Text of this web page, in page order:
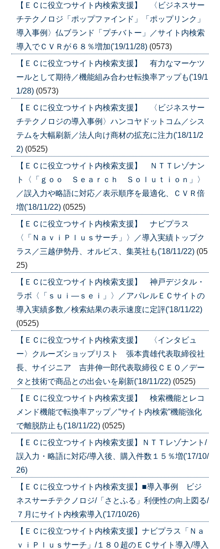
【ＥＣに役立つサイト内検索支援】 〈ビジネスサー
チテクノロジ「ポップファインド」「ポップリンク」
導入事例〉仏ブランド「プチバトー」／サイト内検索
導入でＣＶＲが６８％増加('19/11/28) (0573)
【ＥＣに役立つサイト内検索支援】 有力なマーケツ
ールとして期待／機能組み合わせ転換率アップも('19/1
1/28) (0573)
【ＥＣに役立つサイト内検索支援】 〈ビジネスサー
チテクノロジの導入事例〉ハンコヤドットコム／シス
テムを大幅刷新／法人向け商材の拡充に注力('18/11/2
2) (0525)
【ＥＣに役立つサイト内検索支援】 ＮＴＴレゾナン
ト〈「ｇｏｏ Ｓｅａｒｃｈ Ｓｏｌｕｔｉｏｎ」〉
／誤入力や略語に対応／表示順序を最適化、ＣＶＲ倍
増('18/11/22) (0525)
【ＥＣに役立つサイト内検索支援】 ナビプラス
〈「ＮａｖｉＰｌｕｓサーチ」〉／導入実績トップク
ラス／三越伊勢丹、オルビス、集英社も('18/11/22) (05
25)
【ＥＣに役立つサイト内検索支援】 神戸デジタル・
ラボ〈「ｓｕｉ—ｓｅｉ」〉／アパレルＥＣサイトの
導入実績多数／検索結果の表示速度に定評('18/11/22)
(0525)
【ＥＣに役立つサイト内検索支援】 〈インタビュ
ー〉クルーズショップリスト 張本貴雄代表取締役社
長、サイジニア 吉井伸一郎代表取締役ＣＥＯ／デー
タと技術で商品との出会いを刷新('18/11/22) (0525)
【ＥＣに役立つサイト内検索支援】 検索機能とレコ
メンド機能で転換率アップ／”サイト内検索”機能強化
で離脱防止も('18/11/22) (0525)
【ＥＣに役立つサイト内検索支援】ＮＴＴレゾナント/
誤入力・略語に対応/導入後、購入件数１５％増('17/10/
26)
【ＥＣに役立つサイト内検索支援】■導入事例 ビジ
ネスサーチテクノロジ/「さとふる」利便性の向上図る/
７月にサイト内検索導入('17/10/26)
【ＥＣに役立つサイト内検索支援】ナビプラス「Ｎａ
ｖｉＰｌｕｓサーチ」/１８０超のＥＣサイト導入/導入